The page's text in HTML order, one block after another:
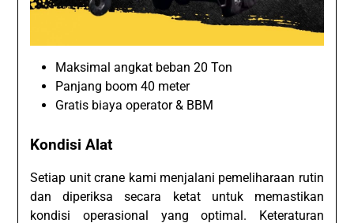
Maksimal angkat beban 20 Ton
Panjang boom 40 meter
Gratis biaya operator & BBM
Kondisi Alat
Setiap unit crane kami menjalani pemeliharaan rutin
dan diperiksa secara ketat untuk memastikan
kondisi operasional yang optimal. Keteraturan